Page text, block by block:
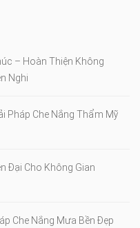
– Hoàn Thiện Không
Nghi
Pháp Che Nắng Thẩm Mỹ
Đại Cho Không Gian
Che Nắng Mưa Bền Đẹp